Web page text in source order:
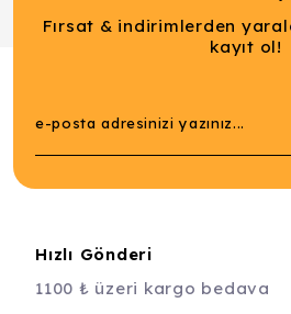
Fırsat & indirimlerden
kayıt ol!
Hızlı Gönderi
1100 ₺ üzeri kargo bedava